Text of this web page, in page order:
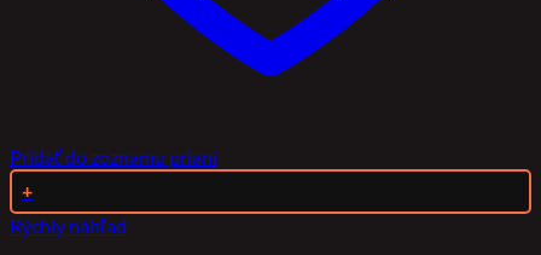
Pridať do zoznamu prianí
+
Rýchly náhľad